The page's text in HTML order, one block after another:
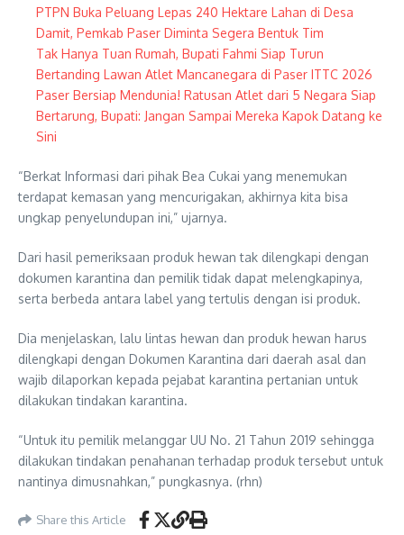
PTPN Buka Peluang Lepas 240 Hektare Lahan di Desa
Damit, Pemkab Paser Diminta Segera Bentuk Tim
Tak Hanya Tuan Rumah, Bupati Fahmi Siap Turun
Bertanding Lawan Atlet Mancanegara di Paser ITTC 2026
Paser Bersiap Mendunia! Ratusan Atlet dari 5 Negara Siap
Bertarung, Bupati: Jangan Sampai Mereka Kapok Datang ke
Sini
“Berkat Informasi dari pihak Bea Cukai yang menemukan
terdapat kemasan yang mencurigakan, akhirnya kita bisa
ungkap penyelundupan ini,” ujarnya.
Dari hasil pemeriksaan produk hewan tak dilengkapi dengan
dokumen karantina dan pemilik tidak dapat melengkapinya,
serta berbeda antara label yang tertulis dengan isi produk.
Dia menjelaskan, lalu lintas hewan dan produk hewan harus
dilengkapi dengan Dokumen Karantina dari daerah asal dan
wajib dilaporkan kepada pejabat karantina pertanian untuk
dilakukan tindakan karantina.
“Untuk itu pemilik melanggar UU No. 21 Tahun 2019 sehingga
dilakukan tindakan penahanan terhadap produk tersebut untuk
nantinya dimusnahkan,” pungkasnya. (rhn)
Share this Article